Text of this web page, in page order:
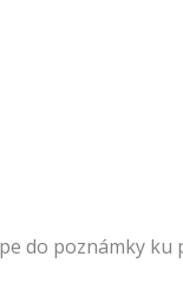
do poznámky